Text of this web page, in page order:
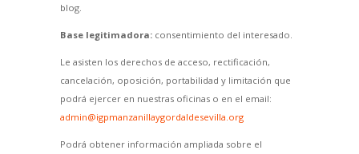
blog.
Base legitimadora:consentimiento del interesado.
Le asisten los derechos de acceso, rectificación,
cancelación, oposición, portabilidad y limitación que
podrá ejercer en nuestras oficinas o en el email:
admin@igpmanzanillaygordaldesevilla.org
Podrá obtener información ampliada sobre el